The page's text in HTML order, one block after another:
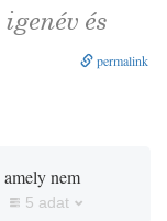
és
permalink
nem
5 adat